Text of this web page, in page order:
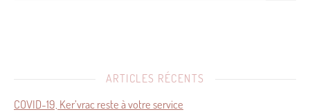
ARTICLES RÉCENTS
COVID-19, Ker’vrac reste à votre service